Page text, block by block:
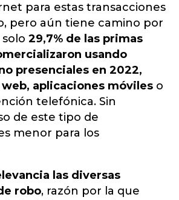
para estas transacciones
pero aún tiene camino por
29,7% de las primas
usando
presenciales en 2022,
aplicaciones móviles o
telefónica. Sin
de este tipo de
menor para los
las diversas
robo, razón por la que